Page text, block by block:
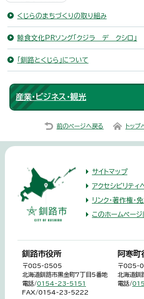
くじらのまちづくりの取り組み
鯨食文化PRソング「クジラ デ クシロ」
「釧路とくじら」について
産業・ビジネス・観光
前のページへ戻る トップ
サイトマップ
アクセシビリティ
リンク・著作権・
このホームペー
釧路市役所
〒085-8505
北海道釧路市黒金町7丁目5番地
電話/0154-23-5151
FAX/0154-23-5222
阿寒町
〒085-
北海道釧
電話/